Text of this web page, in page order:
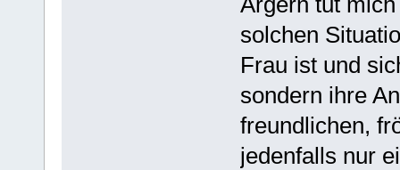
solchen
Frau ist und
sondern ihre
freundlichen,
jedenfalls nur